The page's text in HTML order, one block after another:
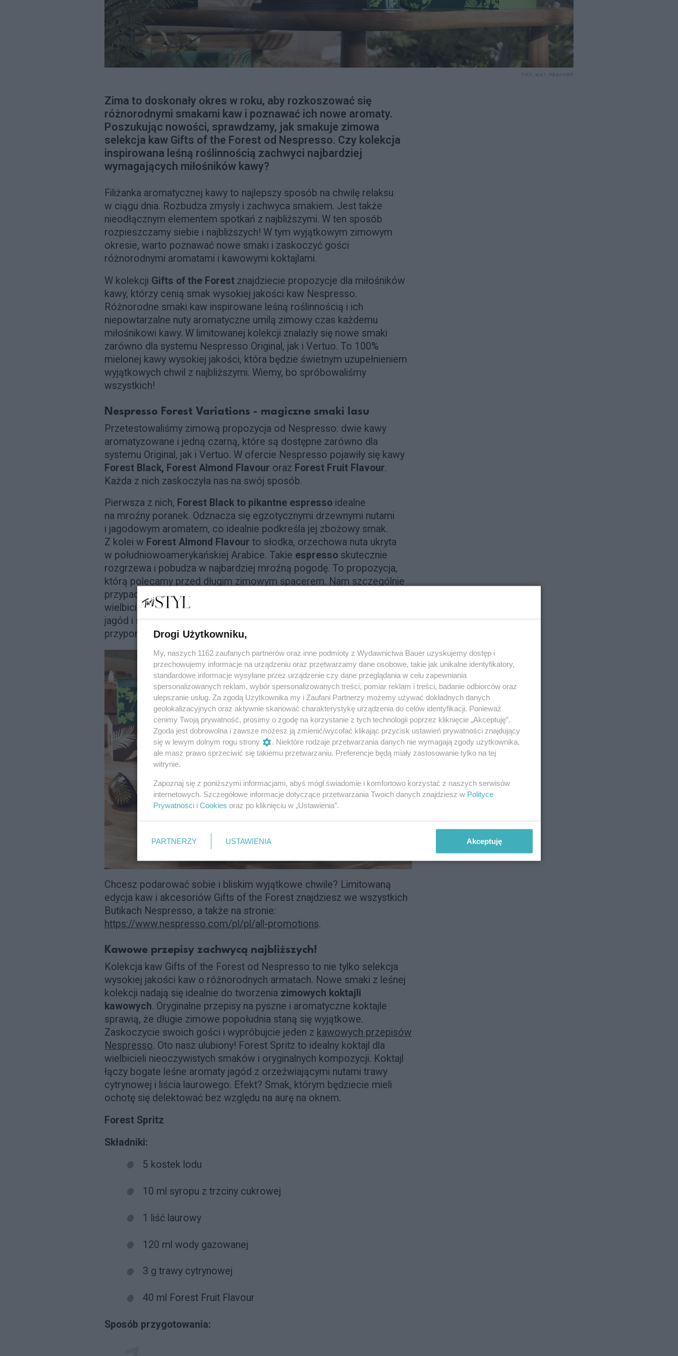
Zima to doskonały okres w roku, aby rozkoszować się
różnorodnymi smakami kaw i poznawać ich nowe aromaty.
Poszukując nowości, sprawdzamy, jak smakuje zimowa
selekcja kaw Gifts of the Forest od Nespresso. Czy kolekcja
inspirowana leśną roślinnością zachwyci najbardziej
wymagających miłośników kawy?
Filiżanka aromatycznej kawy to najlepszy sposób na chwilę relaksu
w ciągu dnia. Rozbudza zmysły i zachwyca smakiem. Jest także
nieodłącznym elementem spotkań z najbliższymi. W ten sposób
rozpieszczamy siebie i najbliższych! W tym wyjątkowym zimowym
okresie, warto poznawać nowe smaki i zaskoczyć gości
różnorodnymi aromatami i kawowymi koktajlami.
W kolekcji Gifts of the Forest znajdziecie propozycje dla miłośników
kawy, którzy cenią smak wysokiej jakości kaw Nespresso.
Różnorodne smaki kaw inspirowane leśną roślinnością i ich
niepowtarzalne nuty aromatyczne umilą zimowy czas każdemu
miłośnikowi kawy. W limitowanej kolekcji znalazły się nowe smaki
zarówno dla systemu Nespresso Original, jak i Vertuo. To 100%
mielonej kawy wysokiej jakości, która będzie świetnym uzupełnieniem
wyjątkowych chwil z najbliższymi. Wiemy, bo spróbowaliśmy
wszystkich!
Nespresso Forest Variations - magiczne smaki lasu
Przetestowaliśmy zimową propozycja od Nespresso: dwie kawy
aromatyzowane i jedną czarną, które są dostępne zarówno dla
systemu Original, jak i Vertuo. W ofercie Nespresso pojawiły się kawy
Forest Black, Forest Almond Flavour oraz Forest Fruit Flavour.
Każda z nich zaskoczyła nas na swój sposób.
Pierwsza z nich, Forest Black to pikantne espresso idealne
na mroźny poranek. Odznacza się egzotycznymi drzewnymi nutami
i jagodowym aromatem, co idealnie podkreśla jej zbożowy smak.
Z kolei w Forest Almond Flavour to słodka, orzechowa nuta ukryta
w południowoamerykańskiej Arabice. Takie espresso skutecznie
rozgrzewa i pobudza w najbardziej mroźną pogodę. To propozycja,
którą polecamy przed długim zimowym spacerem. Nam szczególnie
przypadła do gustu trzecia propozycja od Nespresso, idealna dla
wielbicieli owoców leśnych. Teraz mogą odkryć aromaty soczystych
jagód i słodkiego ciasta z
przypomina o smakach ukrytych w leśnej ściółce.
Chcesz podarować sobie i bliskim wyjątkowe chwile? Limitowaną
edycja kaw i akcesoriów Gifts of the Forest znajdziesz we wszystkich
Butikach Nespresso, a także na stronie:
https://www.nespresso.com/pl/pl/all-promotions.
Kawowe przepisy zachwycą najbliższych!
Kolekcja kaw Gifts of the Forest od Nespresso to nie tylko selekcja
wysokiej jakości kaw o różnorodnych armatach. Nowe smaki z leśnej
kolekcji nadają się idealnie do tworzenia zimowych koktajli
kawowych. Oryginalne przepisy na pyszne i aromatyczne koktajle
sprawią, że długie zimowe popołudnia staną się wyjątkowe.
Zaskoczycie swoich gości i wypróbujcie jeden z kawowych przepisów
Nespresso. Oto nasz ulubiony! Forest Spritz to idealny koktajl dla
wielbicieli nieoczywistych smaków i oryginalnych kompozycji. Koktajl
łączy bogate leśne aromaty jagód z orzeźwiającymi nutami trawy
cytrynowej i liścia laurowego. Efekt? Smak, którym będziecie mieli
ochotę się delektować bez względu na aurę na oknem.
Forest Spritz
Składniki:
5 kostek lodu
10 ml syropu z trzciny cukrowej
1 liść laurowy
120 ml wody gazowanej
3 g trawy cytrynowej
40 ml Forest Fruit Flavour
Sposób przygotowania:
Drogi Użytkowniku,
My, naszych 1162 zaufanych partnerów oraz inne podmioty z Wydawnictwa Bauer uzyskujemy dostęp i
przechowujemy informacje na urządzeniu oraz przetwarzamy dane osobowe, takie jak unikalne identyfikatory,
standardowe informacje wysyłane przez urządzenie czy dane przeglądania w celu zapewniania
spersonalizowanych reklam, wybór spersonalizowanych treści, pomiar reklam i treści, badanie odbiorców oraz
ulepszanie usług. Za zgodą Użytkownika my i Zaufani Partnerzy możemy używać dokładnych danych
geolokalizacyjnych oraz aktywnie skanować charakterystykę urządzenia do celów identyfikacji. Ponieważ
cenimy Twoją prywatność, prosimy o zgodę na korzystanie z tych technologii poprzez kliknięcie „Akceptuję”.
Zgoda jest dobrowolna i zawsze możesz ją zmienić/wycofać klikając przycisk ustawień prywatności znajdujący
się w lewym dolnym rogu strony
. Niektóre rodzaje przetwarzania danych nie wymagają zgody użytkownika,
ale masz prawo sprzeciwić się takiemu przetwarzaniu. Preferencje będą miały zastosowanie tylko na tej
witrynie.
Zapoznaj się z poniższymi informacjami, abyś mógł świadomie i komfortowo korzystać z naszych serwisów
internetowych. Szczegółowe informacje dotyczące przetwarzania Twoich danych znajdziesz w Polityce
Prywatności i Cookies oraz po kliknięciu w „Ustawienia”.
PARTNERZY USTAWIENIA Akceptuję